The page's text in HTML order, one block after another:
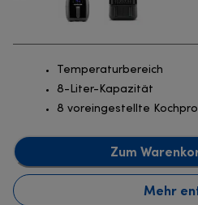
Temperaturbereich
8-Liter-Kapazität
8 voreingestellte
Zum
Mehr